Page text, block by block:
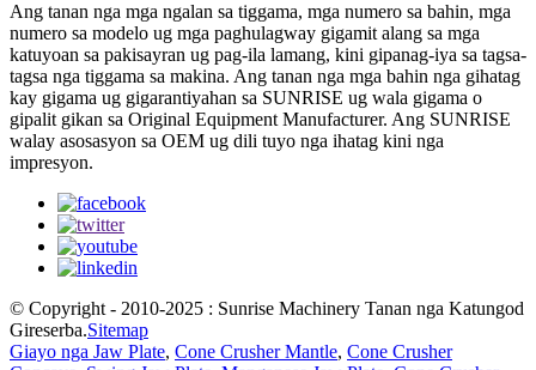
Ang tanan nga mga ngalan sa tiggama, mga numero sa bahin, mga
numero sa modelo ug mga paghulagway gigamit alang sa mga
katuyoan sa pakisayran ug pag-ila lamang, kini gipanag-iya sa tagsa-
tagsa nga tiggama sa makina. Ang tanan nga mga bahin nga gihatag
kay gigama ug gigarantiyahan sa SUNRISE ug wala gigama o
gipalit gikan sa Original Equipment Manufacturer. Ang SUNRISE
walay asosasyon sa OEM ug dili tuyo nga ihatag kini nga
impresyon.
© Copyright - 2010-2025 : Sunrise Machinery Tanan nga Katungod
Gireserba.Sitemap
Giayo nga Jaw Plate, Cone Crusher Mantle, Cone Crusher